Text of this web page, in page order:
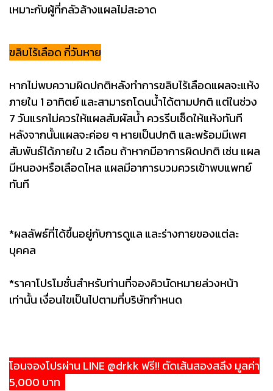
เหมาะกับผู้ที่กลัวล้างแผลไม่สะอาด
ขลิบไร้เลือด กี่วันหาย
หากไม่พบความผิดปกติหลังทำการขลิบไร้เลือดแผลจะแห้ง
ภายใน 1 อาทิตย์ และสามารถโดนน้ำได้ตามปกติ แต่ในช่วง
7 วันแรกไม่ควรให้แผลสัมผัสน้ำ ควรรีบเช็ดให้แห้งทันที
หลังจากนั้นแผลจะค่อย ๆ หายเป็นปกติ และพร้อมมีเพศ
สัมพันธ์ได้ภายใน 2 เดือน ถ้าหากมีอาการผิดปกติ เช่น แผล
มีหนองหรือเลือดไหล แผลมีอาการบวมควรเข้าพบแพทย์
ทันที
*ผลลัพธ์ที่ได้ขึ้นอยู่กับการดูแล และร่างกายของแต่ละ
บุคคล
*ราคาโปรโมชั่นสำหรับท่านที่จองคิวนัดหมายล่วงหน้า
เท่านั้น เงื่อนไขเป็นไปตามที่บริษัทกำหนด
โอนจองโปรผ่าน LINE @drkk ฟรี!! ตัดเส้นสองสลึง มูลค่า
5,000 บาท